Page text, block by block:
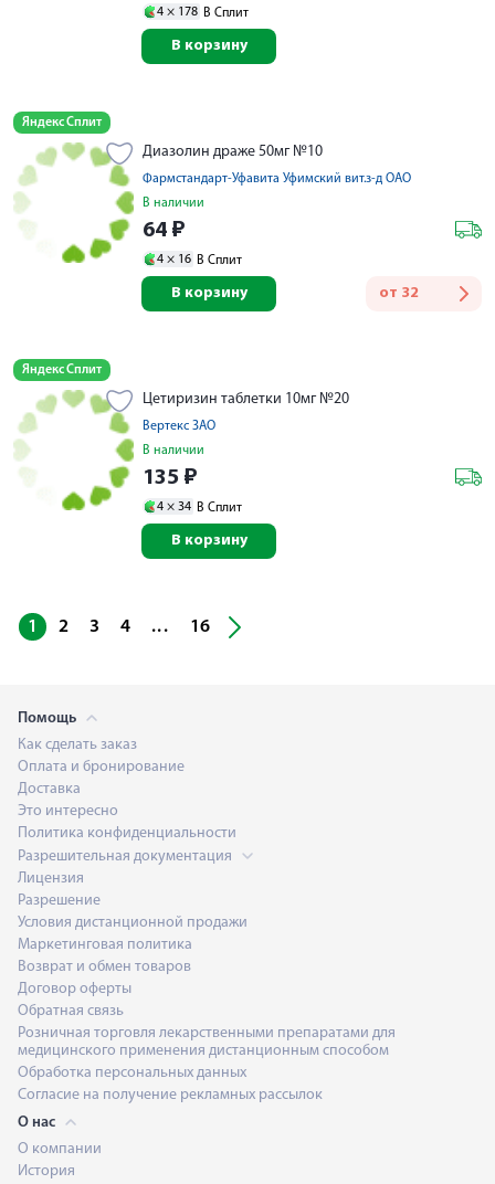
4 × 178 В Сплит
В корзину
Яндекс Сплит
Диазолин драже 50мг №10
Фармстандарт-Уфавита Уфимский вит.з-д ОАО
В наличии
64 ₽
4 × 16 В Сплит
от 32
В корзину
Яндекс Сплит
Цетиризин таблетки 10мг №20
Вертекс ЗАО
В наличии
135 ₽
4 × 34 В Сплит
В корзину
1 2 3 4 ... 16
Помощь
Как сделать заказ
Оплата и бронирование
Доставка
Это интересно
Политика конфиденциальности
Разрешительная документация
Лицензия
Разрешение
Условия дистанционной продажи
Маркетинговая политика
Возврат и обмен товаров
Договор оферты
Обратная связь
Розничная торговля лекарственными препаратами для
медицинского применения дистанционным способом
Обработка персональных данных
Согласие на получение рекламных рассылок
О нас
О компании
История